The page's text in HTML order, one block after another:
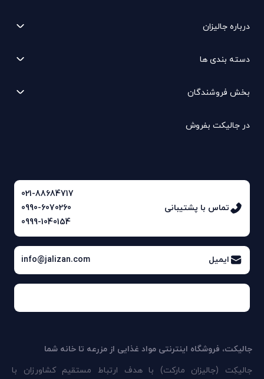
درباره جالیزان
دسته بندی ها
بخش فروشندگان
در جالیکت بفروش
تماس با پشتیبانی
021-88684717
0990-6070260
0999-1040154
ایمیل info@jalizan.com
جالیکت، فروشگاه اینترنتی مواد غذایی از مزرعه تا خانه شما
جالیکِت (جالیزان مارکت) با هدف ارتباط مستقیم کشاورزان با